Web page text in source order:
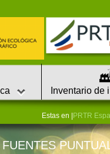
Inventario de
Estas en | PRTR